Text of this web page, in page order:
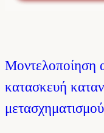
Μοντελοποίηση
κατασκευή